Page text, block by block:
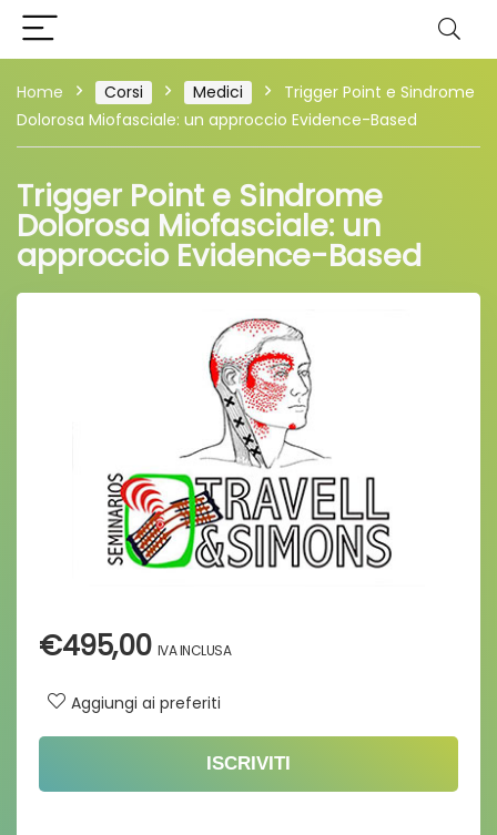
Home Corsi Medici
Trigger Point e Sindrome
Dolorosa Miofasciale: un approccio Evidence-Based
Trigger Point e Sindrome
Dolorosa Miofasciale: un
approccio Evidence-Based
€495,00
Aggiungi ai preferiti
ISCRIVITI